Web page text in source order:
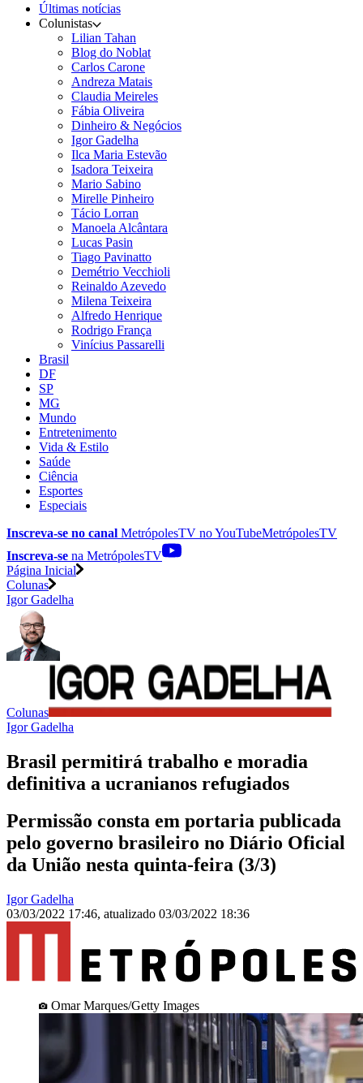
Últimas notícias
Colunistas
Lilian Tahan
Blog do Noblat
Carlos Carone
Andreza Matais
Claudia Meireles
Fábia Oliveira
Dinheiro & Negócios
Igor Gadelha
Ilca Maria Estevão
Isadora Teixeira
Mario Sabino
Mirelle Pinheiro
Tácio Lorran
Manoela Alcântara
Lucas Pasin
Tiago Pavinatto
Demétrio Vecchioli
Reinaldo Azevedo
Milena Teixeira
Alfredo Henrique
Rodrigo França
Vinícius Passarelli
Brasil
DF
SP
MG
Mundo
Entretenimento
Vida & Estilo
Saúde
Ciência
Esportes
Especiais
Inscreva-se no canal MetrópolesTV noYouTubeMetrópolesTV
Inscreva-se na MetrópolesTV
Página Inicial
Colunas
Igor Gadelha
Colunas
Igor Gadelha
Brasil permitirá trabalho e moradia
definitiva a ucranianos refugiados
Permissão consta em portaria publicada
pelo governo brasileiro no Diário Oficial
da União nesta quinta-feira (3/3)
Igor Gadelha
03/03/2022 17:46, atualizado 03/03/2022 18:36
Omar Marques/Getty Images